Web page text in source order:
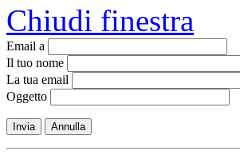
Chiudi finestra
Email a
Il tuo nome
La tua email
Oggetto
Invia Annulla